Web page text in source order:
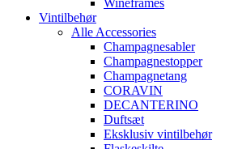
Vintilbehør
Alle Accessories
Champagnesabler
Champagnestopper
Champagnetang
CORAVIN
DECANTERINO
Duftsæt
Eksklusiv vintilbehør